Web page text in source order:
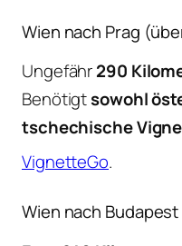
Wien nach Prag
Ungefähr290
Benötigtsowohl
tschechische
VignetteGo.
Wien nach